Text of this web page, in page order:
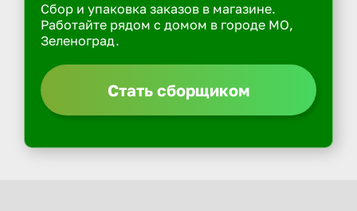
Сбор и упаковка заказов в магазине.
Работайте рядом с домом в городе МО,
Зеленоград.
Стать сборщиком